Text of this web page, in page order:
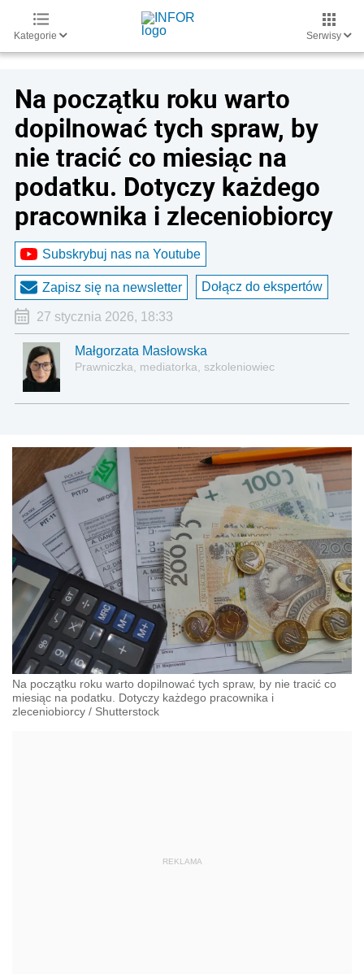
Kategorie Serwisy
Na początku roku warto
dopilnować tych spraw, by
nie tracić co miesiąc na
podatku. Dotyczy każdego
pracownika i zleceniobiorcy
Subskrybuj nas na Youtube
Zapisz się na newsletter Dołącz do ekspertów
27 stycznia 2026, 18:33
Małgorzata Masłowska
Prawniczka, mediatorka, szkoleniowiec
Na początku roku warto dopilnować tych spraw, by nie tracić co
miesiąc na podatku. Dotyczy każdego pracownika i
zleceniobiorcy / Shutterstock